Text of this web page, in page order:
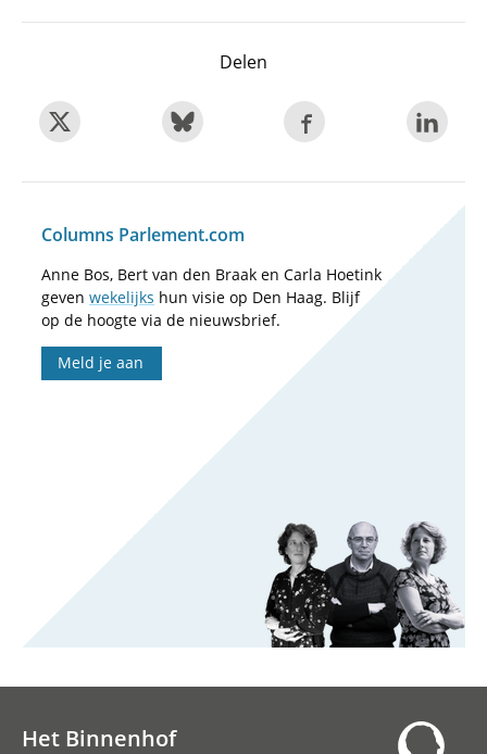
Delen
Columns Parlement.com
Anne Bos, Bert van den Braak en Carla Hoetink
geven wekelijks hun visie op Den Haag. Blijf
op de hoogte via de nieuwsbrief.
Meld je aan
Het Binnenhof